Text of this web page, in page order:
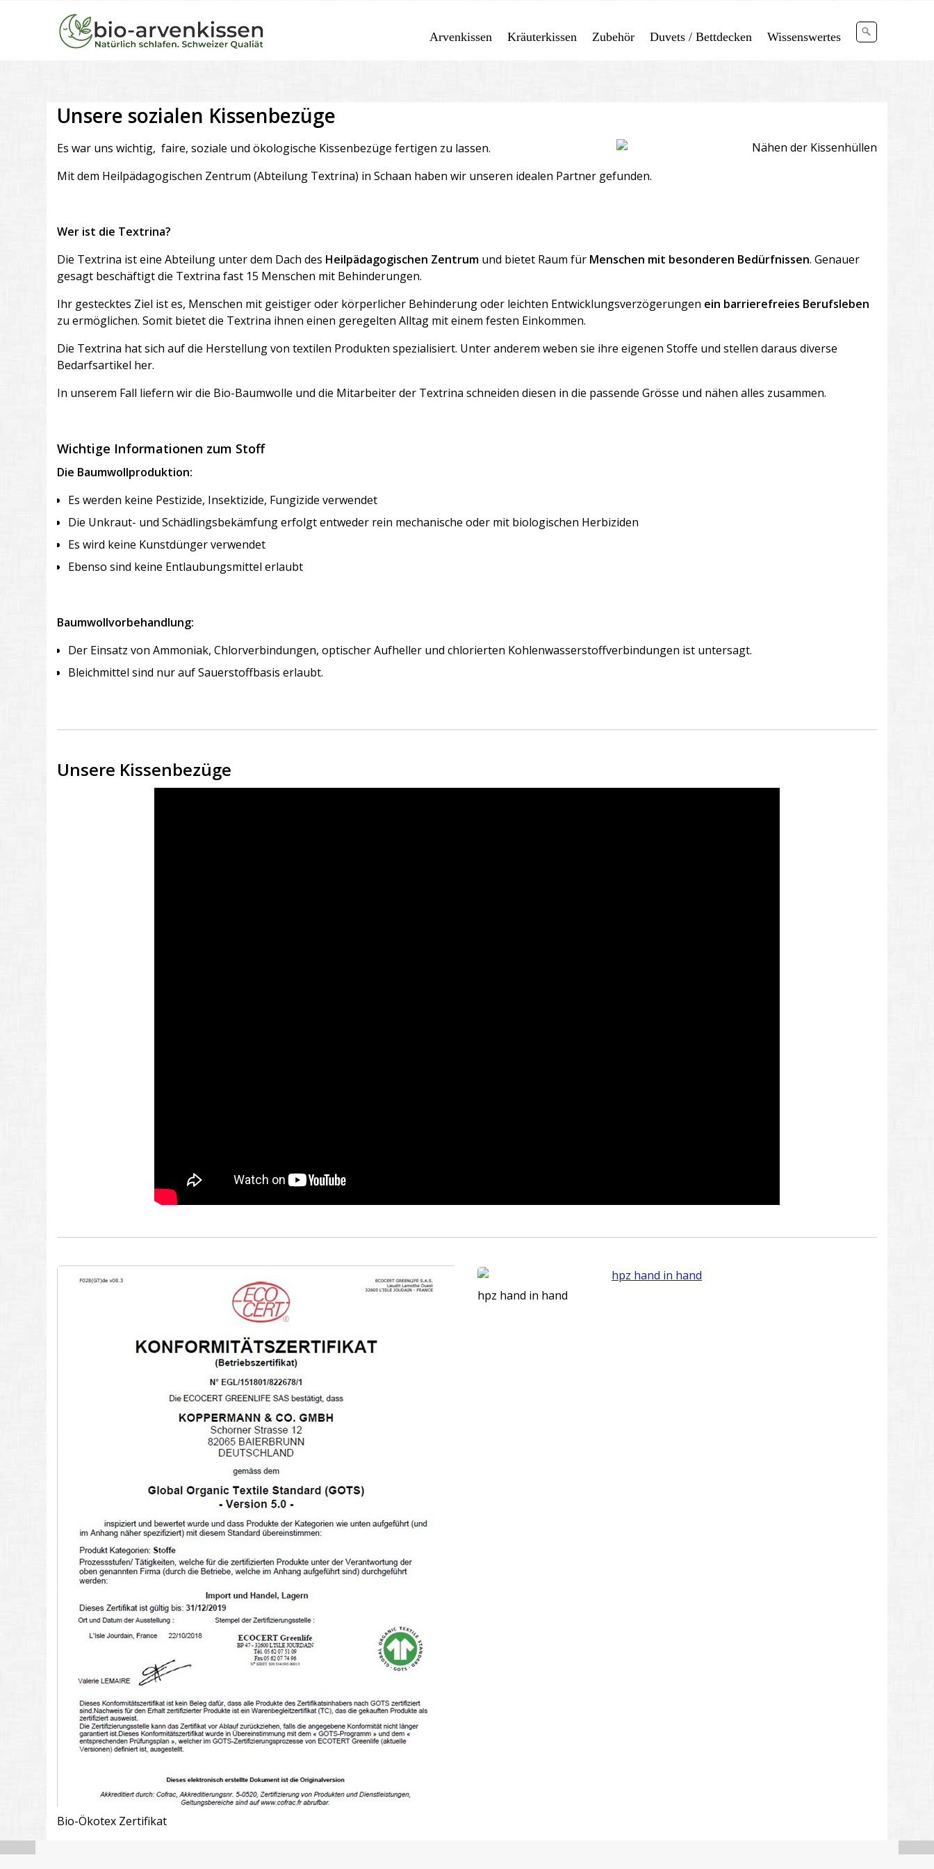
Arvenkissen Kräuterkissen Zubehör Duvets / Bettdecken Wissenswertes
Unsere sozialen Kissenbezüge
Es war uns wichtig, faire, soziale und ökologische Kissenbezüge fertigen zu lassen.
Mit dem Heilpädagogischen Zentrum (Abteilung Textrina) in Schaan haben wir unseren idealen Partner gefunden.
Wer ist die Textrina?
Die Textrina ist eine Abteilung unter dem Dach des Heilpädagogischen Zentrum und bietet Raum für Menschen mit besonderen Bedürfnissen. Genauer
gesagt beschäftigt die Textrina fast 15 Menschen mit Behinderungen.
Ihr gestecktes Ziel ist es, Menschen mit geistiger oder körperlicher Behinderung oder leichten Entwicklungsverzögerungen ein barrierefreies Berufsleben
zu ermöglichen. Somit bietet die Textrina ihnen einen geregelten Alltag mit einem festen Einkommen.
Die Textrina hat sich auf die Herstellung von textilen Produkten spezialisiert. Unter anderem weben sie ihre eigenen Stoffe und stellen daraus diverse
Bedarfsartikel her.
In unserem Fall liefern wir die Bio-Baumwolle und die Mitarbeiter der Textrina schneiden diesen in die passende Grösse und nähen alles zusammen.
Wichtige Informationen zum Stoff
Die Baumwollproduktion:
Es werden keine Pestizide, Insektizide, Fungizide verwendet
Die Unkraut- und Schädlingsbekämfung erfolgt entweder rein mechanische oder mit biologischen Herbiziden
Es wird keine Kunstdünger verwendet
Ebenso sind keine Entlaubungsmittel erlaubt
Baumwollvorbehandlung:
Der Einsatz von Ammoniak, Chlorverbindungen, optischer Aufheller und chlorierten Kohlenwasserstoffverbindungen ist untersagt.
Bleichmittel sind nur auf Sauerstoffbasis erlaubt.
Unsere Kissenbezüge
Bio-Ökotex Zertifikat
hpz hand in hand